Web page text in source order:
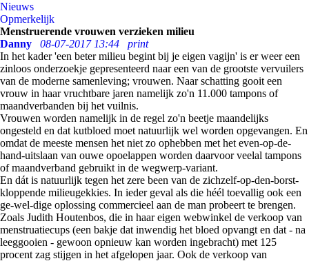
Nieuws
Opmerkelijk
Menstruerende vrouwen verzieken milieu
Danny
08-07-2017 13:44
print
In het kader 'een beter milieu begint bij je eigen vagijn' is er weer een
zinloos onderzoekje gepresenteerd naar een van de grootste vervuilers
van de moderne samenleving; vrouwen. Naar schatting gooit een
vrouw in haar vruchtbare jaren namelijk zo'n 11.000 tampons of
maandverbanden bij het vuilnis.
Vrouwen worden namelijk in de regel zo'n beetje maandelijks
ongesteld en dat kutbloed moet natuurlijk wel worden opgevangen. En
omdat de meeste mensen het niet zo ophebben met het even-op-de-
hand-uitslaan van ouwe opoelappen worden daarvoor veelal tampons
of maandverband gebruikt in de wegwerp-variant.
En dát is natuurlijk tegen het zere been van de zichzelf-op-den-borst-
kloppende milieugekkies. In ieder geval als die héél toevallig ook een
ge-wel-dige oplossing commercieel aan de man probeert te brengen.
Zoals Judith Houtenbos, die in haar eigen webwinkel de verkoop van
menstruatiecups (een bakje dat inwendig het bloed opvangt en dat - na
leeggooien - gewoon opnieuw kan worden ingebracht) met 125
procent zag stijgen in het afgelopen jaar. Ook de verkoop van